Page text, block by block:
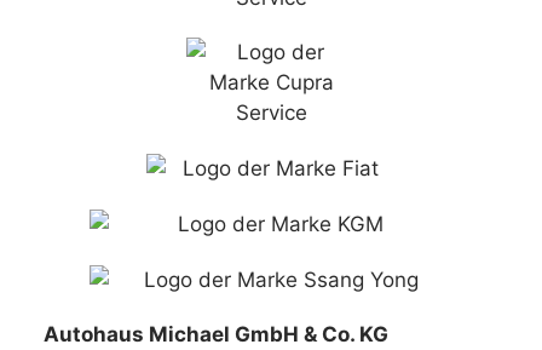
Autohaus Michael GmbH & Co. KG